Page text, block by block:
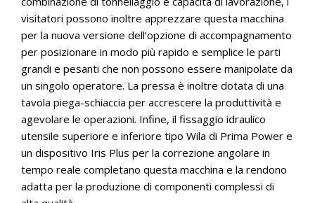
visitatori possono inoltre apprezzare questa macchina
per la nuova versione dell’opzione di accompagnamento
per posizionare in modo più rapido e semplice le parti
grandi e pesanti che non possono essere manipolate da
un singolo operatore. La pressa è inoltre dotata di una
tavola piega-schiaccia per accrescere la produttività e
agevolare le operazioni. Infine, il fissaggio idraulico
utensile superiore e inferiore tipo Wila di Prima Power e
un dispositivo Iris Plus per la correzione angolare in
tempo reale completano questa macchina e la rendono
adatta per la produzione di componenti complessi di